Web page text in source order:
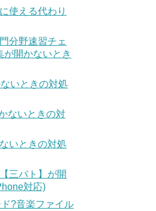
使える代わり
分野速習チェ
が開かないとき
いときの対処
ないときの対
いときの対処
三バト】が開
対応)
?音楽ファイル